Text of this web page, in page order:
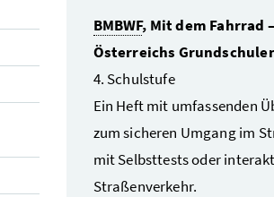
BMBWF, Mit dem Fahrrad
Österreichs
4. Schulstufe
Ein Heft mit umfassenden
zum sicheren Umgang im
mit Selbsttests oder
Straßenverkehr.